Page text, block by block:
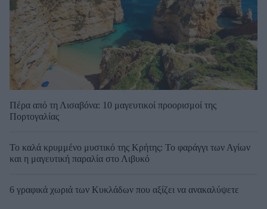
Πέρα από τη Λισαβόνα: 10 μαγευτικοί προορισμοί της
Πορτογαλίας
Το καλά κρυμμένο μυστικό της Κρήτης: Το φαράγγι των Αγίων
και η μαγευτική παραλία στο Λιβυκό
6 γραφικά χωριά των Κυκλάδων που αξίζει να ανακαλύψετε